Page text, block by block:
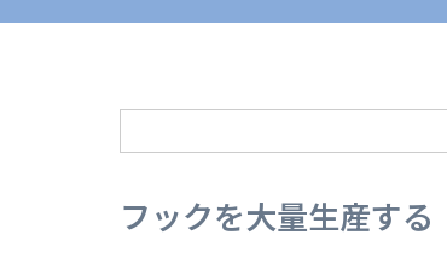
フックを大量生産する